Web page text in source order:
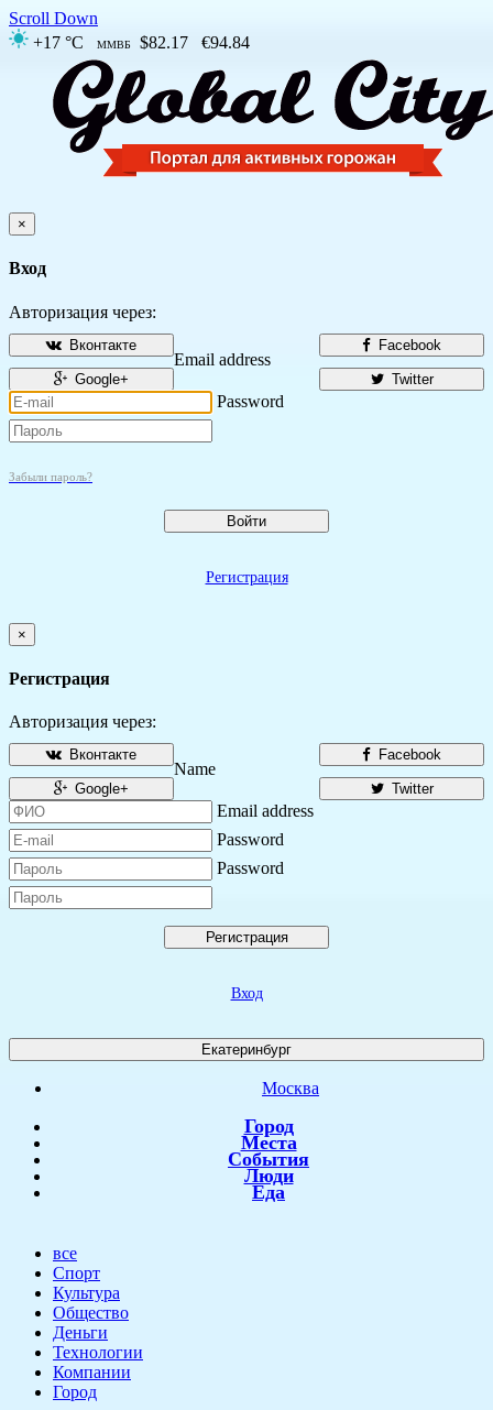
Scroll Down
+17 °C
ММВБ $82.17 €94.84
×
Вход
Авторизация через:
Facebook
Вконтакте
Twitter
Google+
Email address
Password
Забыли пароль?
Войти
Регистрация
×
Регистрация
Авторизация через:
Facebook
Вконтакте
Twitter
Google+
Name
Email address
Password
Password
Регистрация
Вход
Екатеринбург
Москва
Город
Места
События
Люди
Еда
все
Спорт
Культура
Общество
Деньги
Технологии
Компании
Город